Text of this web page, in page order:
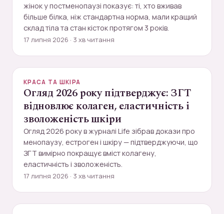
жінок у постменопаузі показує: ті, хто вживав
більше білка, ніж стандартна норма, мали кращий
склад тіла та стан кісток протягом 3 років.
17 липня 2026 · 3 хв читання
КРАСА ТА ШКІРА
Огляд 2026 року підтверджує: ЗГТ
відновлює колаген, еластичність і
зволоженість шкіри
Огляд 2026 року в журналі Life зібрав докази про
менопаузу, естроген і шкіру — підтверджуючи, що
ЗГТ вимірно покращує вміст колагену,
еластичність і зволоженість.
17 липня 2026 · 3 хв читання